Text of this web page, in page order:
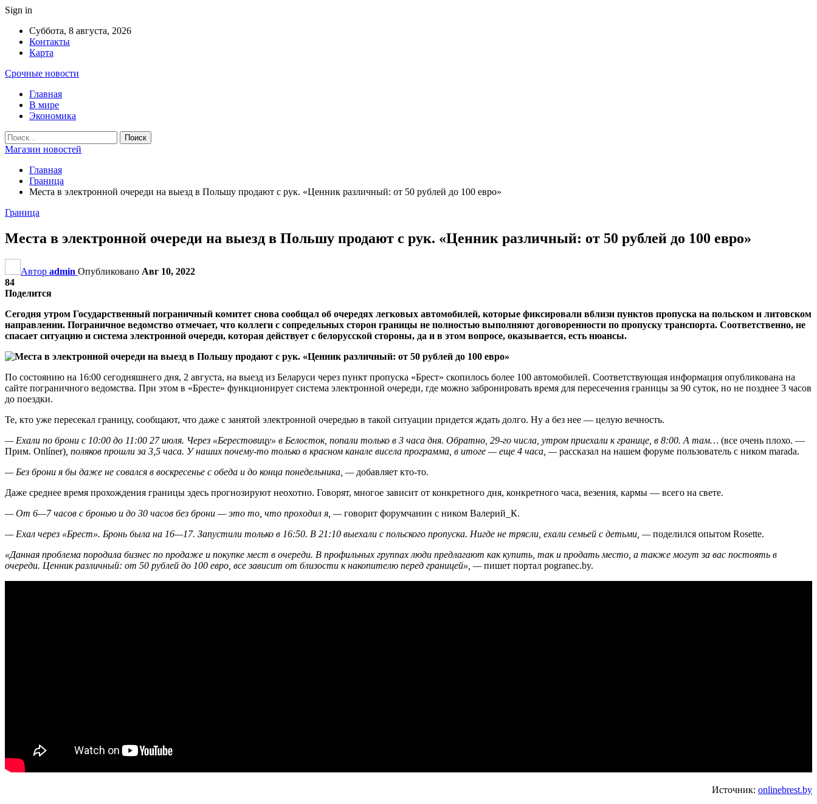
Sign in
Суббота, 8 августа, 2026
Контакты
Карта
Срочные новости
Главная
В мире
Экономика
Магазин новостей
Главная
Граница
Места в электронной очереди на выезд в Польшу продают с рук. «Ценник различный: от 50 рублей до 100 евро»
Граница
Места в электронной очереди на выезд в Польшу продают с рук. «Ценник различный: от 50 рублей до 100 евро»
Автор admin Опубликовано Авг 10, 2022
84
Поделится
Сегодня утром Государственный пограничный комитет снова сообщал об очередях легковых автомобилей, которые фиксировали вблизи пунктов пропуска на польском и литовском
направлении. Пограничное ведомство отмечает, что коллеги с сопредельных сторон границы не полностью выполняют договоренности по пропуску транспорта. Соответственно, не
спасает ситуацию и система электронной очереди, которая действует с белорусской стороны, да и в этом вопросе, оказывается, есть нюансы.
По состоянию на 16:00 сегодняшнего дня, 2 августа, на выезд из Беларуси через пункт пропуска «Брест» скопилось более 100 автомобилей. Соответствующая информация опубликована на
сайте пограничного ведомства. При этом в «Бресте» функционирует система электронной очереди, где можно забронировать время для пересечения границы за 90 суток, но не позднее 3 часов
до поездки.
Те, кто уже пересекал границу, сообщают, что даже с занятой электронной очередью в такой ситуации придется ждать долго. Ну а без нее — целую вечность.
— Ехали по брони с 10:00 до 11:00 27 июля. Через «Берестовицу» в Белосток, попали только в 3 часа дня. Обратно, 29-го числа, утром приехали к границе, в 8:00. А там… (все очень плохо. —
Прим. Onlíner) поляков прошли за 3,5 часа. У наших почему-то только в красном канале висела программа, в итоге — еще 4 часа, —рассказал на нашем форуме пользователь с ником marada.
— Без брони я бы даже не совался в воскресенье с обеда и до конца понедельника, —добавляет кто-то.
Даже среднее время прохождения границы здесь прогнозируют неохотно. Говорят, многое зависит от конкретного дня, конкретного часа, везения, кармы — всего на свете.
— От 6—7 часов с бронью и до 30 часов без брони — это то, что проходил я, —говорит форумчанин с ником Валерий_К.
— Ехал через «Брест». Бронь была на 16—17. Запустили только в 16:50. В 21:10 выехали с польского пропуска. Нигде не трясли, ехали семьей с детьми, —поделился опытом Rosette.
«Данная проблема породила бизнес по продаже и покупке мест в очереди. В профильных группах люди предлагают как купить, так и продать место, а также могут за вас постоять в
очереди. Ценник различный: от 50 рублей до 100 евро, все зависит от близости к накопителю перед границей», —пишет портал pogranec.by.
Источник: onlinebrest.by